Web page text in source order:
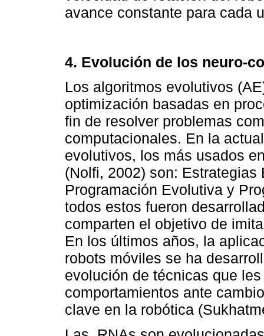
avance constante para cada
4. Evolución de los neuro-
Los algoritmos evolutivos
optimización basadas en
fin de resolver problemas
computacionales. En la
evolutivos, los más usados
(Nolfi, 2002) son:
Programación Evolutiva y
todos estos fueron
comparten el objetivo de
En los últimos años, la
robots móviles se ha
evolución de técnicas que
comportamientos ante
clave en la robótica